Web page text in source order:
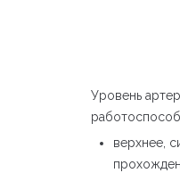
Уровень
верхнее,